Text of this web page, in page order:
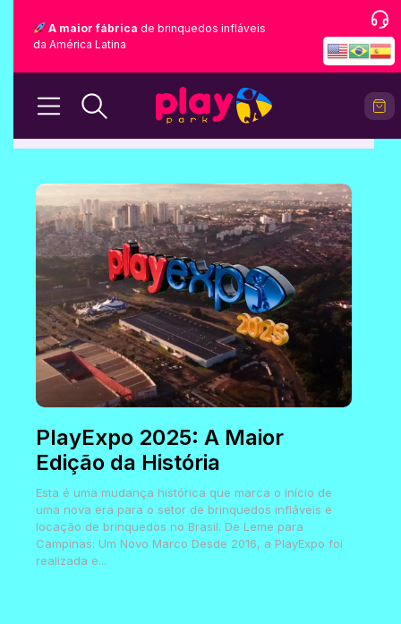
A maior fábrica de brinquedos infláveis
da América Latina
BLOG
Home Blog
PlayExpo 2025: A Maior
Edição da História
Esta é uma mudança histórica que marca o início de
uma nova era para o setor de brinquedos infláveis e
locação de brinquedos no Brasil. De Leme para
Campinas: Um Novo Marco Desde 2016, a PlayExpo foi
realizada e...